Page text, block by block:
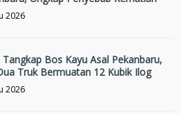
2026
Tangkap Bos Kayu Asal Pekanbaru,
Truk Bermuatan 12 Kubik Ilog
2026